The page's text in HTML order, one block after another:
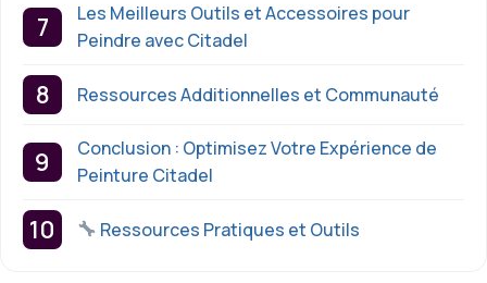
Les Meilleurs Outils et Accessoires pour
Peindre avec Citadel
Ressources Additionnelles et Communauté
Conclusion : Optimisez Votre Expérience de
Peinture Citadel
Ressources Pratiques et Outils